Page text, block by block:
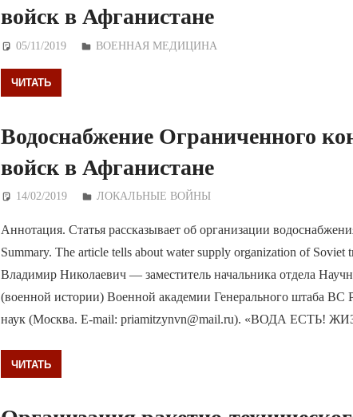
войск в Афганистане
05/11/2019 Дежурный по Редакции
ВОЕННАЯ МЕДИЦИНА
ЧИТАТЬ
Водоснабжение Ограниченного
войск в Афганистане
14/02/2019 Дежурный по Редакции
ЛОКАЛЬНЫЕ ВОЙНЫ
Аннотация. Статья рассказывает об организации
Summary. The article tells about water supply organization of
Владимир Николаевич — заместитель начальника отдела
(военной истории) Военной академии Генерального штаба
наук (Москва. E-mail: priamitzynvn@mail.ru). «ВОДА ЕСТЬ!
ЧИТАТЬ